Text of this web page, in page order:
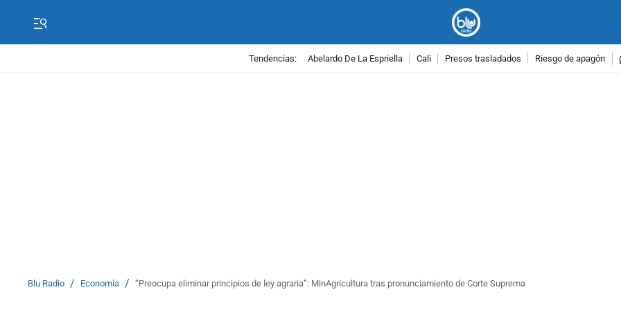
Tendencias: Abelardo De La Espriella Cali Presos trasladados Riesgo de apagón
Blu Radio / Economía / “Preocupa eliminar principios de ley agraria”: MinAgricultura tras pronunciamiento de Corte Suprema